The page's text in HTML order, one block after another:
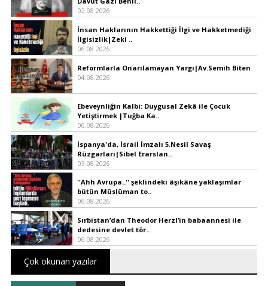
02.08.2026
İnsan Haklarının Hakkettiği İlgi ve Hakketmediği
İlgisizlik|Zeki ..
06.08.2026
Reformlarla Onarılamayan Yargı|Av.Semih Biten
04.08.2026
Ebeveynliğin Kalbi: Duygusal Zekâ ile Çocuk
Yetiştirmek |Tuğba Ka..
06.08.2026
İspanya'da, İsrail İmzalı 5.Nesil Savaş
Rüzgarları|Sibel Erarslan..
03.08.2026
''Ahh Avrupa..'' şeklindeki âşıkâne yaklaşımlar
bütün Müslüman to..
06.08.2026
Sırbistan’dan Theodor Herzl’in babaannesi ile
dedesine devlet tör..
06.08.2026
Çok okunan yazılar